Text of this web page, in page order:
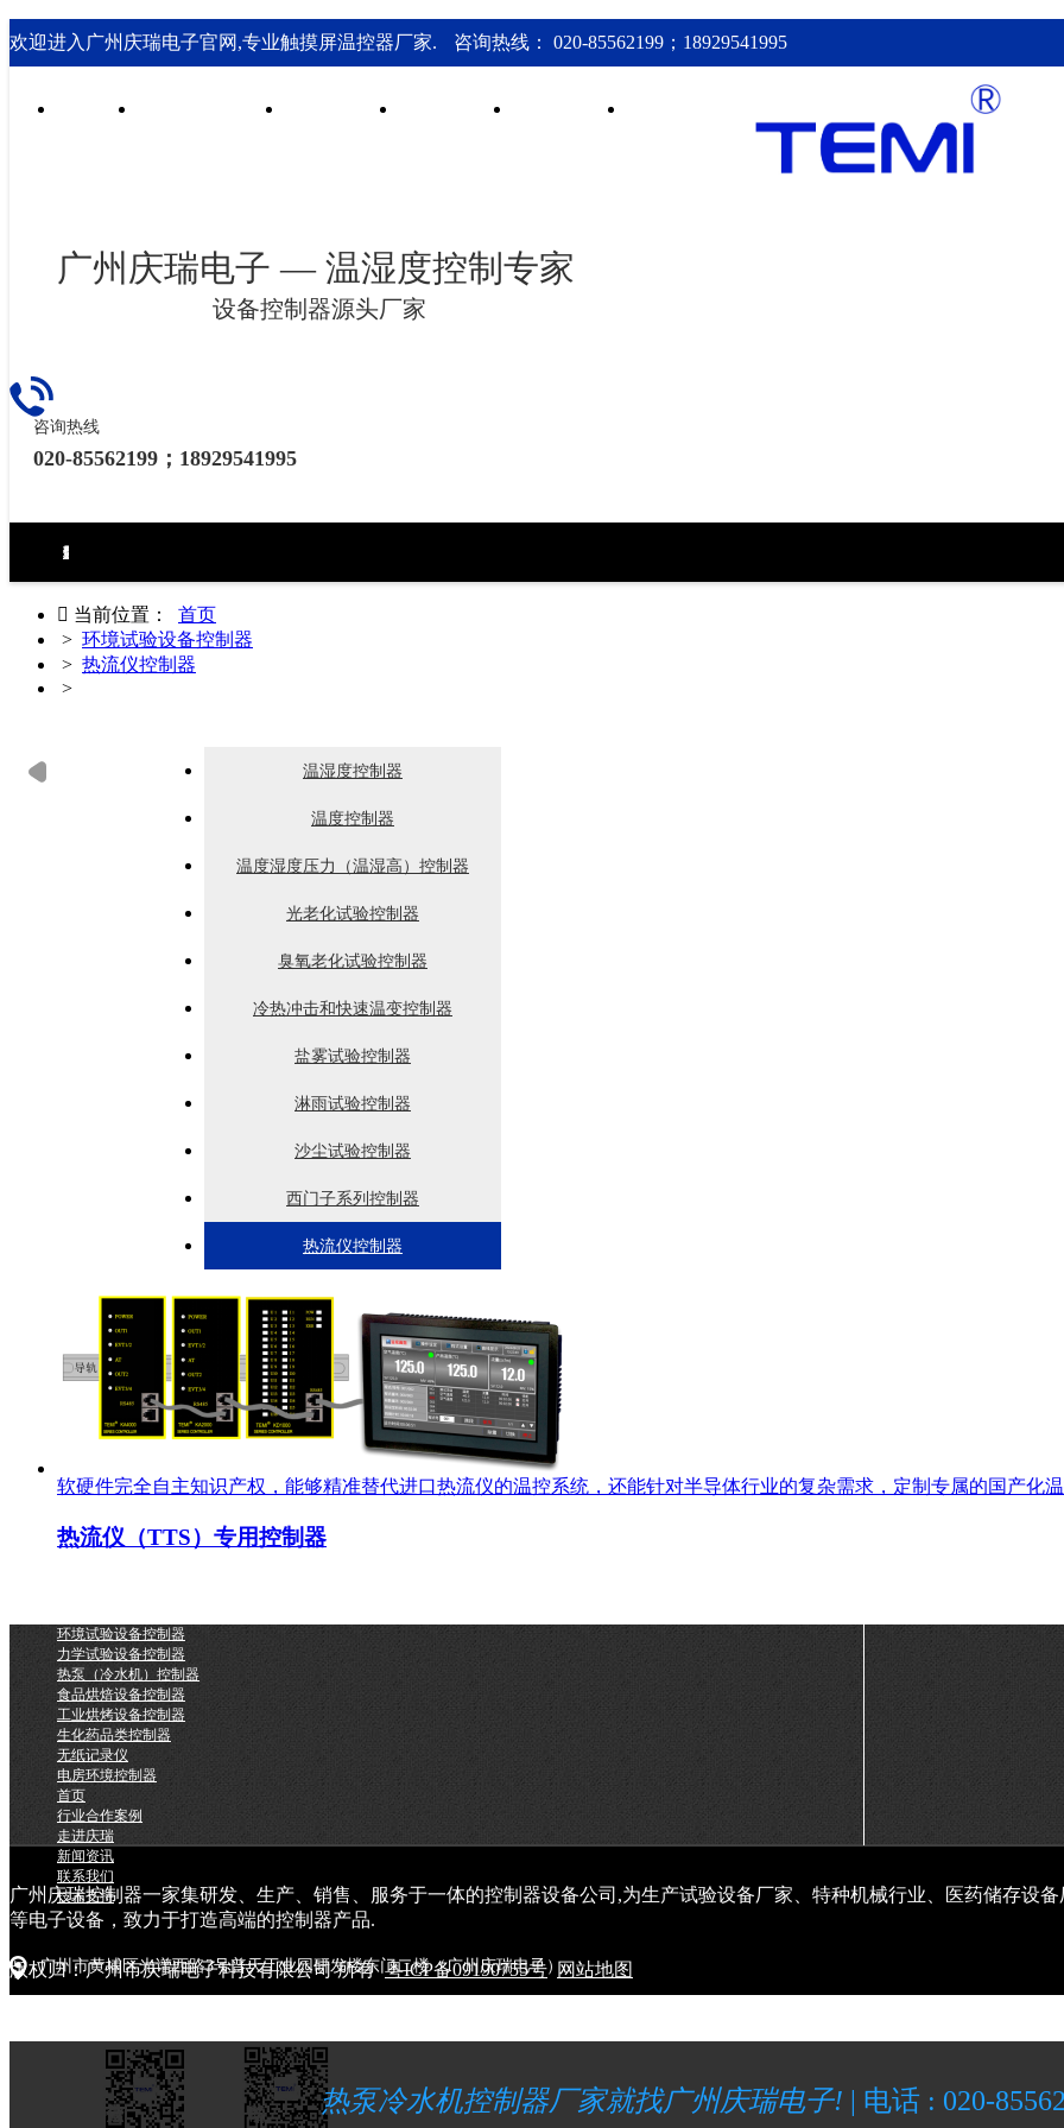
欢迎进入广州庆瑞电子官网,专业触摸屏温控器厂家. 咨询热线： 020-85562199；18929541995
广州庆瑞电子 — 温湿度控制专家
设备控制器源头厂家
咨询热线
020-85562199；18929541995
环境试验设备控制器
力学试验设备控制器
热泵（冷水机）控制器
食品烘焙设备控制器
工业烘烤设备控制器
生化药品类控制器
无纸记录仪
电房环境控制器
 当前位置： 首页
> 环境试验设备控制器
> 热流仪控制器
>
温湿度控制器
温度控制器
温度湿度压力（温湿高）控制器
光老化试验控制器
臭氧老化试验控制器
冷热冲击和快速温变控制器
盐雾试验控制器
淋雨试验控制器
沙尘试验控制器
西门子系列控制器
热流仪控制器
软硬件完全自主知识产权，能够精准替代进口热流仪的温控系统，还能针对半导体行业的复杂需求，定制专属的国产化温
热流仪（TTS）专用控制器
环境试验设备控制器
力学试验设备控制器
热泵（冷水机）控制器
食品烘焙设备控制器
工业烘烤设备控制器
生化药品类控制器
无纸记录仪
电房环境控制器
首页
行业合作案例
走进庆瑞
新闻资讯
联系我们
技术支持
广州市黄埔区光谱西路3号普天工业园研发楼东门二楼（广州庆瑞电子）
广州庆瑞控制器一家集研发、生产、销售、服务于一体的控制器设备公司,为生产试验设备厂家、特种机械行业、医药储存设
等电子设备，致力于打造高端的控制器产品.
版权归：广州市庆瑞电子科技有限公司 所有粤ICP备09190755号 网站地图
热泵冷水机控制器厂家就找广州庆瑞电子! | 电话 : 020-